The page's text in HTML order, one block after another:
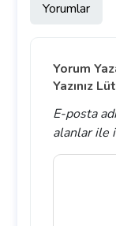
Yorumlar
Yorum
Yazınız
E-posta
alanlarile